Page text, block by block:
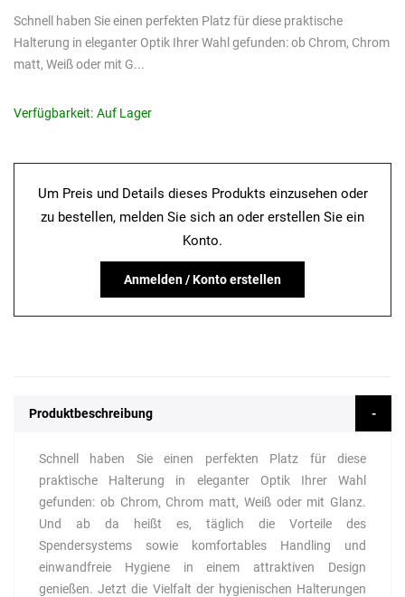
Schnell haben Sie einen perfekten Platz für diese praktische
Halterung in eleganter Optik Ihrer Wahl gefunden: ob Chrom, Chrom
matt, Weiß oder mit G...
Verfügbarkeit: Auf Lager
Um Preis und Details dieses Produkts einzusehen oder
zu bestellen, melden Sie sich an oder erstellen Sie ein
Konto.
Anmelden / Konto erstellen
Produktbeschreibung
Schnell haben Sie einen perfekten Platz für diese
praktische Halterung in eleganter Optik Ihrer Wahl
gefunden: ob Chrom, Chrom matt, Weiß oder mit Glanz.
Und ab da heißt es, täglich die Vorteile des
Spendersystems sowie komfortables Handling und
einwandfreie Hygiene in einem attraktiven Design
genießen. Jetzt die Vielfalt der hygienischen Halterungen